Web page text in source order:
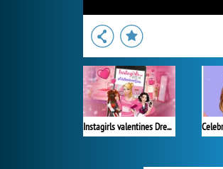
Instagirls valentines Dress Up